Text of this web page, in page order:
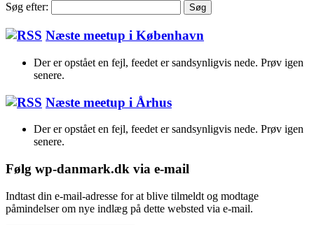
Søg efter:
Næste meetup i København
Der er opstået en fejl, feedet er sandsynligvis nede. Prøv igen
senere.
Næste meetup i Århus
Der er opstået en fejl, feedet er sandsynligvis nede. Prøv igen
senere.
Følg wp-danmark.dk via e-mail
Indtast din e-mail-adresse for at blive tilmeldt og modtage
påmindelser om nye indlæg på dette websted via e-mail.